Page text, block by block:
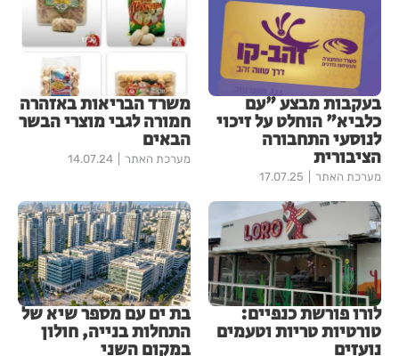
בעקבות מבצע "עם
כלביא" הוחלט על זיכוי
לנוסעי התחבורה
הציבורית
מערכת האתר 17.07.25
משרד הבריאות באזהרה
חמורה לגבי מוצרי הבשר
הבאים
מערכת האתר 14.07.24
לורו פורשת כנפיים:
טורטיות טריות וטעמים
נועזים
בת ים עם מספר שיא של
התחלות בנייה, חולון
במקום השני